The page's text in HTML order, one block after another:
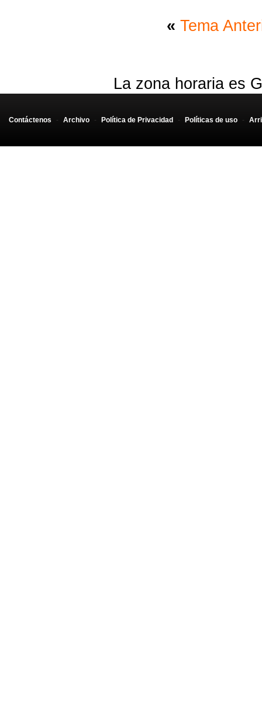
« Tema
La zona horaria es
Contáctenos - Archivo - Política de Privacidad - Políticas de uso -